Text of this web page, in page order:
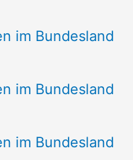
im Bundesland
im Bundesland
im Bundesland